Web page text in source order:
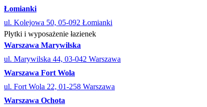
Łomianki
ul. Kolejowa 50, 05-092 Łomianki
Płytki i wyposażenie łazienek
Warszawa Marywilska
ul. Marywilska 44, 03-042 Warszawa
Warszawa Fort Wola
ul. Fort Wola 22, 01-258 Warszawa
Warszawa Ochota